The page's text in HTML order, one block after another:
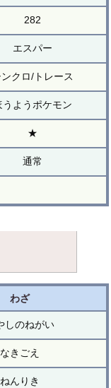
282
エスパー
ンクロ/トレース
うようポケモン
★
通常
わざ
しのねがい
なきごえ
ねんりき